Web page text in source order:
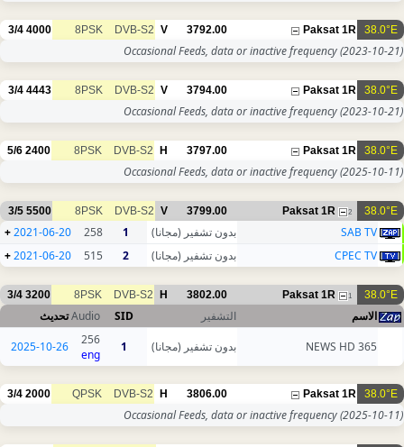
38.0°E
Paksat 1R
3792.00
V
DVB-S2
8PSK
4000
3/4
Occasional Feeds, data or inactive frequency(2023-10-21)
38.0°E
Paksat 1R
3794.00
V
DVB-S2
8PSK
4443
3/4
Occasional Feeds, data or inactive frequency(2023-10-21)
38.0°E
Paksat 1R
3797.00
H
DVB-S2
8PSK
2400
5/6
Occasional Feeds, data or inactive frequency(2025-10-11)
38.0°E
Paksat 1R 2
3799.00
V
DVB-S2
8PSK
5500
3/5
SAB TV بدون تشفير (مجانا) 1
258
2021-06-20
+
CPEC TV
بدون تشفير (مجانا) 2
515
2021-06-20
+
38.0°E
Paksat 1R 1
3802.00
H
DVB-S2
8PSK
3200
3/4
الاسم التشفير SID
Audioتحديث
365 NEWS HD
بدون تشفير (مجانا) 1
256
eng
2025-10-26
38.0°E
Paksat 1R
3806.00
H
DVB-S2
QPSK
2000
3/4
Occasional Feeds, data or inactive frequency(2025-10-11)